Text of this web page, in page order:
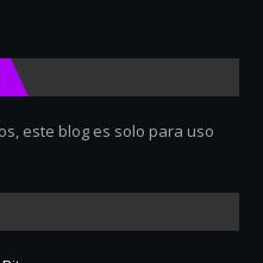
este blog es solo para uso